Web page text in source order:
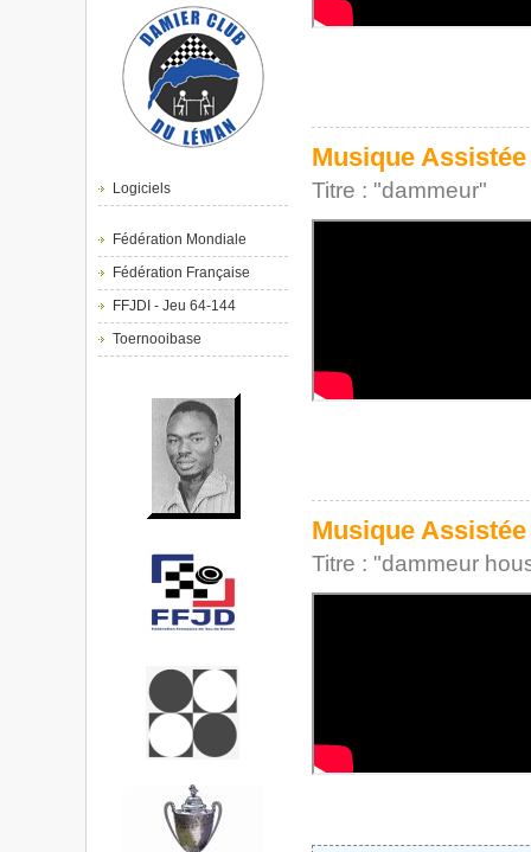
Logiciels
Fédération Mondiale
Fédération Française
FFJDI - Jeu 64-144
Toernooibase
Musique
Titre : "dammeur"
Musique
Titre : "dammeur